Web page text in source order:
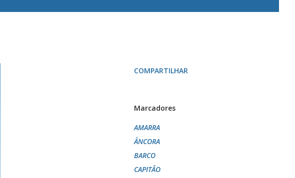
COMPARTILHAR
Marcadores
AMARRA
ÂNCORA
BARCO
CAPITÃO